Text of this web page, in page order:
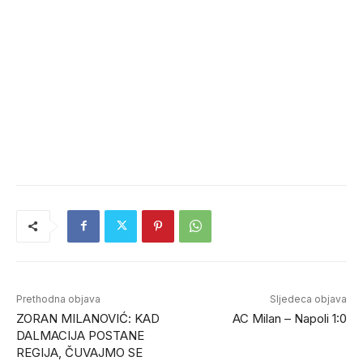
Prethodna objava
ZORAN MILANOVIĆ: KAD
DALMACIJA POSTANE
REGIJA, ČUVAJMO SE
Sljedeca objava
AC Milan – Napoli 1:0